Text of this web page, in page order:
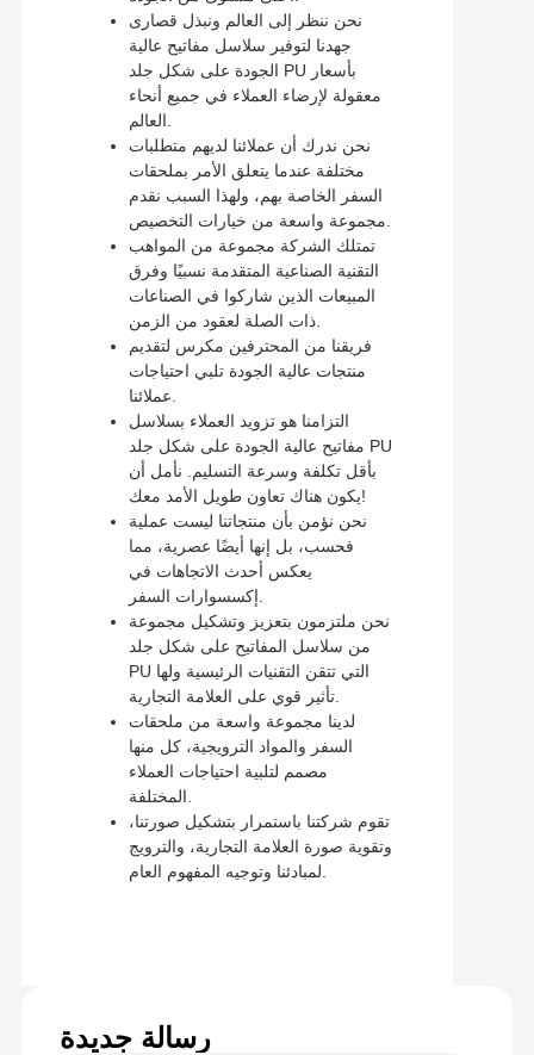
نحن ننظر إلى العالم ونبذل قصارى
جهدنا لتوفير سلاسل مفاتيح عالية
الجودة على شكل جلد PU بأسعار
معقولة لإرضاء العملاء في جميع أنحاء
نحن ندرك أن عملائنا لديهم متطلبات
مختلفة عندما يتعلق الأمر بملحقات
السفر الخاصة بهم، ولهذا السبب نقدم
تمتلك الشركة مجموعة من المواهب
التقنية الصناعية المتقدمة نسبيًا وفرق
المبيعات الذين شاركوا في الصناعات
ذات الصلة لعقود من الزمن.
فريقنا من المحترفين مكرس لتقديم
منتجات عالية الجودة تلبي احتياجات
التزامنا هو تزويد العملاء بسلاسل
مفاتيح عالية الجودة على شكل جلد PU
بأقل تكلفة وسرعة التسليم. نأمل أن
يكون هناك تعاون طويل الأمد معك!
نحن نؤمن بأن منتجاتنا ليست عملية
فحسب، بل إنها أيضًا عصرية، مما
يعكس أحدث الاتجاهات في
نحن ملتزمون بتعزيز وتشكيل مجموعة
من سلاسل المفاتيح على شكل جلد
PU التي تتقن التقنيات الرئيسية ولها
تأثير قوي على العلامة التجارية.
لدينا مجموعة واسعة من ملحقات
السفر والمواد الترويجية، كل منها
مصمم لتلبية احتياجات العملاء
تقوم شركتنا باستمرار بتشكيل صورتنا،
وتقوية صورة العلامة التجارية، والترويج
رسالة جديدة